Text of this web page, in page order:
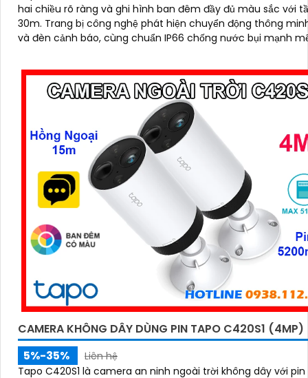
hai chiều rõ ràng và ghi hình ban đêm đầy đủ màu sắc với
30m. Trang bị công nghệ phát hiện chuyển động thông
và đèn cảnh báo, cùng chuẩn IP66 chống nước bụi mạnh
thời tiết độ bền cao và mức giá cực kỳ ưu đãi
CAMERA KHÔNG DÂY DÙNG PIN TAPO C420S1 (4MP)
5%-35%
Liên hệ
Tapo C420S1 là camera an ninh ngoài trời không dây với pin